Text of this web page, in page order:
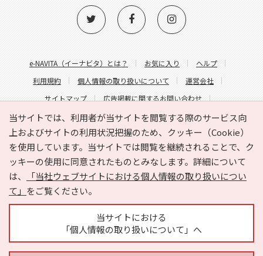
当サイトでは、利用者が当サイトを閲覧する際のサービス向
上およびサイトの利用状況把握のため、クッキー（Cookie）
を使用しています。当サイトでは閲覧を継続されることで、ク
ッキーの使用に同意されたものとみなします。詳細について
は、
「当社ウェブサイトにおける個人情報の取り扱いについ
て」 をご覧ください。
当サイトにおける
「個人情報の取り扱いについて」へ
e-NAVITA（イーナビタ）とは？ お気に入り
ヘルプ
利用規約
個人情報の取り扱いについて
運営会社
サイトマップ
広告掲載に関するお問い合わせ
サイトの内容に関するお問い合わせ
Copyright © HYOJITO.Co.,Ltd. All Rights Reserved.